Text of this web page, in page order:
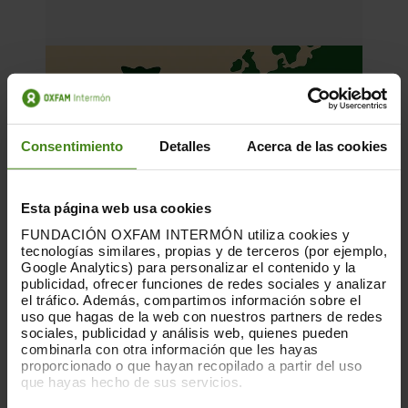
Consentimiento Detalles Acerca de las cookies
Esta página web usa cookies
FUNDACIÓN OXFAM INTERMÓN utiliza cookies y
tecnologías similares, propias y de terceros (por ejemplo,
Google Analytics) para personalizar el contenido y la
publicidad, ofrecer funciones de redes sociales y analizar
el tráfico. Además, compartimos información sobre el
uso que hagas de la web con nuestros partners de redes
sociales, publicidad y análisis web, quienes pueden
combinarla con otra información que les hayas
proporcionado o que hayan recopilado a partir del uso
que hayas hecho de sus servicios.
04.11.2025
Financiación climática justa ¿Cómo